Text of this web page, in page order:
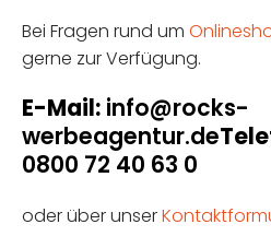
Bei Fragen rund um
gerne zur Verfügung.
E-Mail: info@rocks-
werbeagentur.de
0800 72 40 63 0
oder über unser